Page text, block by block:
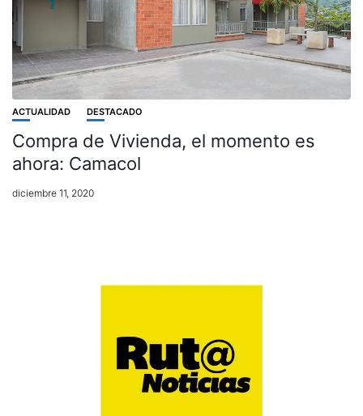
ACTUALIDAD DESTACADO
Compra de Vivienda, el momento es
ahora: Camacol
diciembre 11, 2020